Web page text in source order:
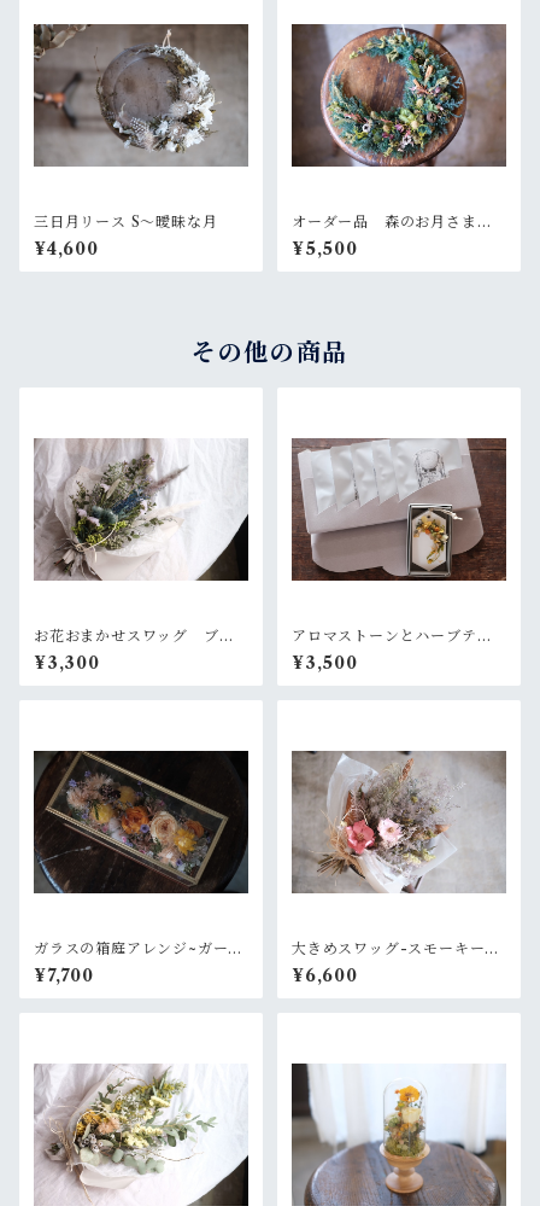
三日月リース S〜曖昧な月
¥4,600
オーダー品 森のお月さまリ
ース
¥5,500
その他の商品
お花おまかせスワッグ ブル
ー×グリーン系
¥3,300
アロマストーンとハーブティ
ーのギフトセット
¥3,500
ガラスの箱庭アレンジ~ガーデ
ンオレンジ
¥7,700
大きめスワッグ-スモーキーピ
ンク
¥6,600